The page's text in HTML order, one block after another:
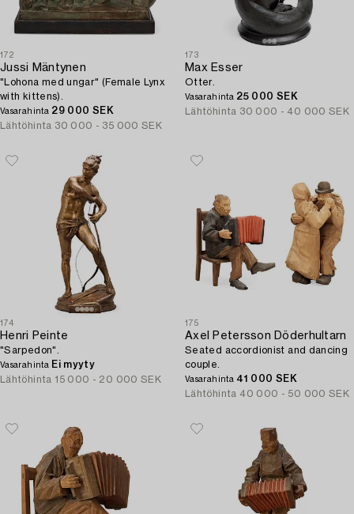
172
Jussi Mäntynen
"Lohona med ungar" (Female Lynx
with kittens).
Vasarahinta 29 000 SEK
Lähtöhinta 30 000 - 35 000 SEK
173
Max Esser
Otter.
Vasarahinta 25 000 SEK
Lähtöhinta 30 000 - 40 000 SEK
174
Henri Peinte
"Sarpedon".
Vasarahinta Ei myyty
Lähtöhinta 15 000 - 20 000 SEK
175
Axel Petersson Döderhultarn
Seated accordionist and dancing
couple.
Vasarahinta 41 000 SEK
Lähtöhinta 40 000 - 50 000 SEK